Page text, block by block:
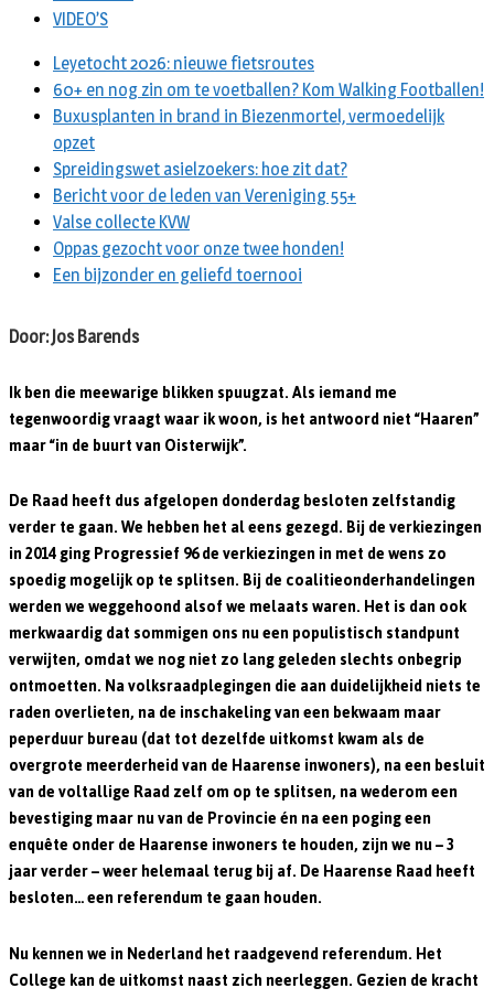
VIDEO’S
Leyetocht 2026: nieuwe fietsroutes
60+ en nog zin om te voetballen? Kom Walking Footballen!
Buxusplanten in brand in Biezenmortel, vermoedelijk
opzet
Spreidingswet asielzoekers: hoe zit dat?
Bericht voor de leden van Vereniging 55+
Valse collecte KVW
Oppas gezocht voor onze twee honden!
Een bijzonder en geliefd toernooi
Door: Jos Barends
Ik ben die meewarige blikken spuugzat. Als iemand me
tegenwoordig vraagt waar ik woon, is het antwoord niet “Haaren”
maar “in de buurt van Oisterwijk”.
De Raad heeft dus afgelopen donderdag besloten zelfstandig
verder te gaan. We hebben het al eens gezegd. Bij de verkiezingen
in 2014 ging Progressief 96 de verkiezingen in met de wens zo
spoedig mogelijk op te splitsen. Bij de coalitieonderhandelingen
werden we weggehoond alsof we melaats waren. Het is dan ook
merkwaardig dat sommigen ons nu een populistisch standpunt
verwijten, omdat we nog niet zo lang geleden slechts onbegrip
ontmoetten. Na volksraadplegingen die aan duidelijkheid niets te
raden overlieten, na de inschakeling van een bekwaam maar
peperduur bureau (dat tot dezelfde uitkomst kwam als de
overgrote meerderheid van de Haarense inwoners), na een besluit
van de voltallige Raad zelf om op te splitsen, na wederom een
bevestiging maar nu van de Provincie én na een poging een
enquête onder de Haarense inwoners te houden, zijn we nu – 3
jaar verder – weer helemaal terug bij af. De Haarense Raad heeft
besloten… een referendum te gaan houden.
Nu kennen we in Nederland het raadgevend referendum. Het
College kan de uitkomst naast zich neerleggen. Gezien de kracht